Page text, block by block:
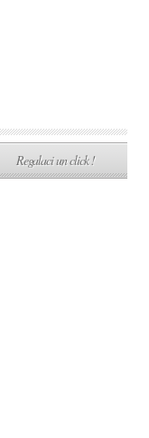
Regalaci un click !